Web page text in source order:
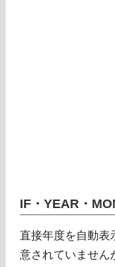
IF・YEAR・
直接年度を自動表
意されていません